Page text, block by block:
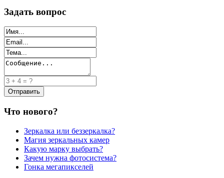
Задать вопрос
Что нового?
Зеркалка или беззеркалка?
Магия зеркальных камер
Какую марку выбрать?
Зачем нужна фотосистема?
Гонка мегапикселей